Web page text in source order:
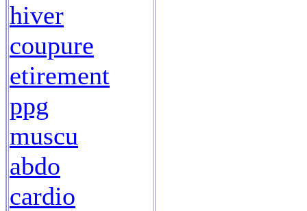
hiver
coupure
etirement
ppg
muscu
abdo
cardio